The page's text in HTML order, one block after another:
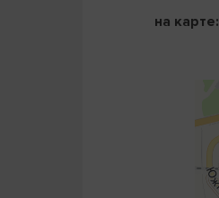
на карте: